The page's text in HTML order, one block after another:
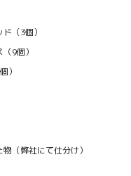
（3個）
9個）
）
（弊社にて仕分け）